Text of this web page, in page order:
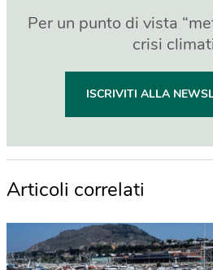
Per un punto di vista
crisi
ISCRIVITI ALLA
Articoli correlati